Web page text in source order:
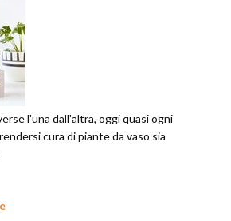
l'una dall'altra, oggi quasi ogni
cura di piante da vaso sia